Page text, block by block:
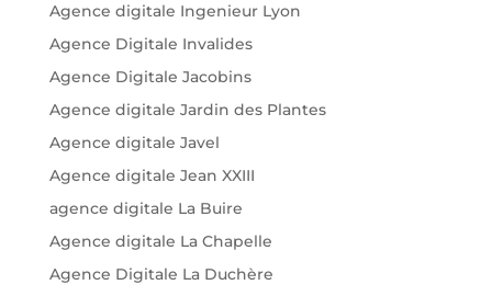
Agence digitale Ingenieur Lyon
Agence Digitale Invalides
Agence Digitale Jacobins
Agence digitale Jardin des Plantes
Agence digitale Javel
Agence digitale Jean XXIII
agence digitale La Buire
Agence digitale La Chapelle
Agence Digitale La Duchère